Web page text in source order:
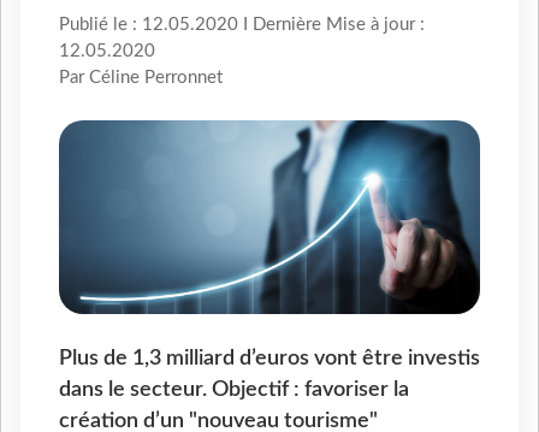
Publié le : 12.05.2020 I Dernière Mise à jour :
12.05.2020
Par Céline Perronnet
Plus de 1,3 milliard d’euros vont être investis
dans le secteur. Objectif : favoriser la
création d’un "nouveau tourisme"